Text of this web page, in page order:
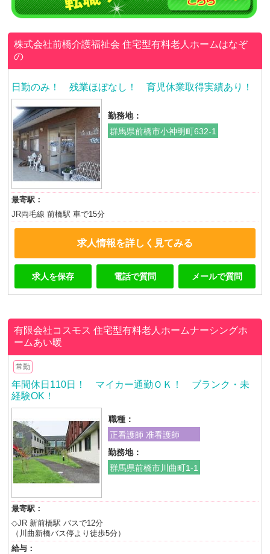
株式会社前橋介護福祉会住宅型有料老人ホームはなぞ
の
日勤のみ！ 残業ほぼなし！ 育児休業取得実績あり！
勤務地：
群馬県前橋市小神明町632-1
最寄駅：
JR両毛線 前橋駅 車で15分
求人情報を詳しく見てみる
求人を保存 電話で質問 メールで質問
有限会社コスモス住宅型有料老人ホームナーシングホ
ームあい暖
常勤
年間休日110日！ マイカー通勤ＯＫ！ ブランク・未
経験OK！
職種：
正看護師 准看護師
勤務地：
群馬県前橋市川曲町1-1
最寄駅：
◇JR 新前橋駅 バスで12分
（川曲新橋バス停より徒歩5分）
給与：